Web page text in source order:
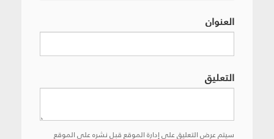
العنوان
التعليق
سيتم عرض التعليق على إدارة الموقع قبل نشره على الموقع